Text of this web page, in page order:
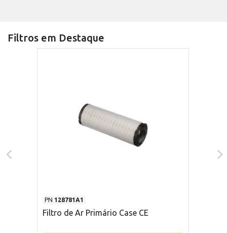
Filtros em Destaque
PN 128781A1
Filtro de Ar Primário Case CE